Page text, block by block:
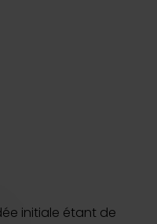
initiale étant de